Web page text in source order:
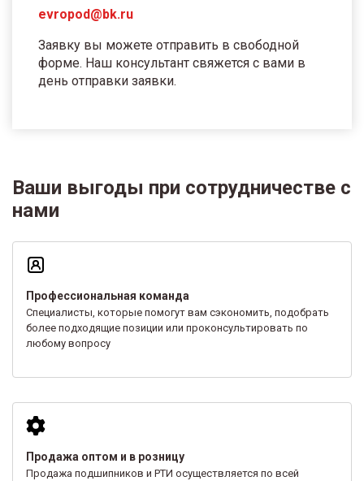
evropod@bk.ru
Заявку вы можете отправить в свободной
форме. Наш консультант свяжется с вами в
день отправки заявки.
Ваши выгоды при сотрудничестве с
нами
Профессиональная команда
Специалисты, которые помогут вам сэкономить, подобрать
более подходящие позиции или проконсультировать по
любому вопросу
Продажа оптом и в розницу
Продажа подшипников и РТИ осуществляется по всей